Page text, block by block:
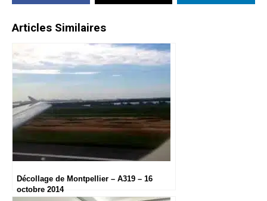
Articles Similaires
Décollage de Montpellier – A319 – 16
octobre 2014